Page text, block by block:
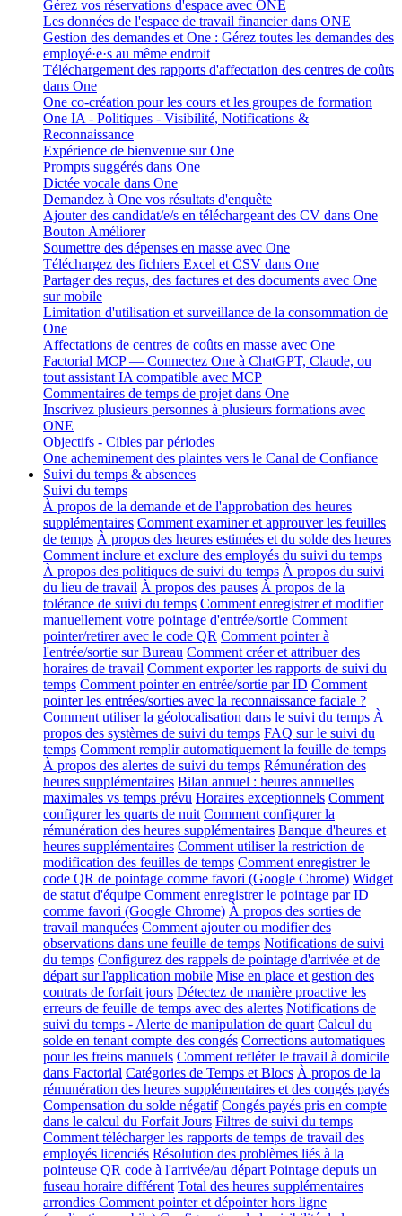
Gérez vos réservations d'espace avec ONE
Les données de l'espace de travail financier dans ONE
Gestion des demandes et One : Gérez toutes les demandes des
employé·e·s au même endroit
Téléchargement des rapports d'affectation des centres de coûts
dans One
One co-création pour les cours et les groupes de formation
One IA - Politiques - Visibilité, Notifications &
Reconnaissance
Expérience de bienvenue sur One
Prompts suggérés dans One
Dictée vocale dans One
Demandez à One vos résultats d'enquête
Ajouter des candidat/e/s en téléchargeant des CV dans One
Bouton Améliorer
Soumettre des dépenses en masse avec One
Téléchargez des fichiers Excel et CSV dans One
Partager des reçus, des factures et des documents avec One
sur mobile
Limitation d'utilisation et surveillance de la consommation de
One
Affectations de centres de coûts en masse avec One
Factorial MCP — Connectez One à ChatGPT, Claude, ou
tout assistant IA compatible avec MCP
Commentaires de temps de projet dans One
Inscrivez plusieurs personnes à plusieurs formations avec
ONE
Objectifs - Cibles par périodes
One acheminement des plaintes vers le Canal de Confiance
Suivi du temps & absences
Suivi du temps
À propos de la demande et de l'approbation des heures
supplémentaires Comment examiner et approuver les feuilles
de temps À propos des heures estimées et du solde des heures
Comment inclure et exclure des employés du suivi du temps
À propos des politiques de suivi du temps À propos du suivi
du lieu de travail À propos des pauses À propos de la
tolérance de suivi du temps Comment enregistrer et modifier
manuellement votre pointage d'entrée/sortie Comment
pointer/retirer avec le code QR Comment pointer à
l'entrée/sortie sur Bureau Comment créer et attribuer des
horaires de travail Comment exporter les rapports de suivi du
temps Comment pointer en entrée/sortie par ID Comment
pointer les entrées/sorties avec la reconnaissance faciale ?
Comment utiliser la géolocalisation dans le suivi du temps À
propos des systèmes de suivi du temps FAQ sur le suivi du
temps Comment remplir automatiquement la feuille de temps
À propos des alertes de suivi du temps Rémunération des
heures supplémentaires Bilan annuel : heures annuelles
maximales vs temps prévu Horaires exceptionnels Comment
configurer les quarts de nuit Comment configurer la
rémunération des heures supplémentaires Banque d'heures et
heures supplémentaires Comment utiliser la restriction de
modification des feuilles de temps Comment enregistrer le
code QR de pointage comme favori (Google Chrome) Widget
de statut d'équipe Comment enregistrer le pointage par ID
comme favori (Google Chrome) À propos des sorties de
travail manquées Comment ajouter ou modifier des
observations dans une feuille de temps Notifications de suivi
du temps Configurez des rappels de pointage d'arrivée et de
départ sur l'application mobile Mise en place et gestion des
contrats de forfait jours Détectez de manière proactive les
erreurs de feuille de temps avec des alertes Notifications de
suivi du temps - Alerte de manipulation de quart Calcul du
solde en tenant compte des congés Corrections automatiques
pour les freins manuels Comment refléter le travail à domicile
dans Factorial Catégories de Temps et Blocs À propos de la
rémunération des heures supplémentaires et des congés payés
Compensation du solde négatif Congés payés pris en compte
dans le calcul du Forfait Jours Filtres de suivi du temps
Comment télécharger les rapports de temps de travail des
employés licenciés Résolution des problèmes liés à la
pointeuse QR code à l'arrivée/au départ Pointage depuis un
fuseau horaire différent Total des heures supplémentaires
arrondies Comment pointer et dépointer hors ligne